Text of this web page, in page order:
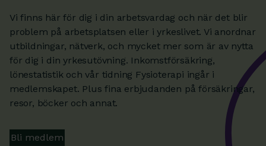
Vi finns här för dig i din arbetsvardag och när det blir
problem på arbetsplatsen eller i yrkeslivet. Vi anordnar
utbildningar, nätverk, och mycket mer som är av nytta
för dig i din yrkesutövning. Inkomstförsäkring,
lönestatistik och vår tidning Fysioterapi ingår i
medlemskapet. Plus fina erbjudanden på försäkringar,
resor, böcker och annat.
Bli medlem